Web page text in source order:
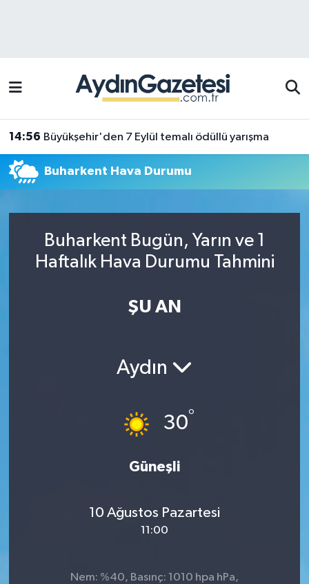
14:56 Büyükşehir'den 7 Eylül temalı ödüllü yarışma
Buharkent Hava Durumu
Buharkent Bugün, Yarın ve 1
Haftalık Hava Durumu Tahmini
ŞU AN
Aydın
30°
Güneşli
10 Ağustos Pazartesi
11:00
Nem: %40, Basınç: 1010 hpa hPa,
Efeler Trafik Yoğunluk Haritası
Süper Lig Puan Durumu ve Fikstür
Tüm Manşetler
Son Dakika Haberleri